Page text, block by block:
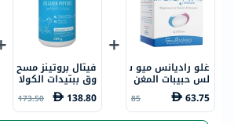
غلو راديانس ميو ب
لس حبيبات المغن
يسيوم وفيتامين
B 2 جرام حزمة من
20
63.75
85
فيتال بروتينز مسح
وق ببتيدات الكولا
جين للشعر والبشر
ة والأظافر 284 جرا
م
138.80
173.50